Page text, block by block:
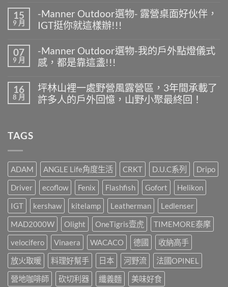
〈-
Manner
Outdoor
夏
天
露
什
麼
最
好
中
無
留
言
15
9 月
-Manner Outdoor選物- 露營桌面好伙伴，
IGT挺你就這樣辦!!!
〈-
Manner
Outdoor
選
露
營
桌
這
樣
辦!!!〉
中
無
留
言
07
9 月
-Manner Outdoor選物-我的戶外點燈儀式
感，都是靠這盞!!!
〈-
Manner
Outdoor
選
燈
式
感，
都
是
靠
這
盞!!!〉
中
無
留
言
16
8 月
坪林山裡一處野營風露營區，3年間承載了
許多人的戶外回憶，山野小聚最終回！
處
營
露
營
區，
3
年
間
承
載
了
許
多
人
TAGS
ADAM ANGLE Life角度生活 CRKT D.U.C系列
Dripo
Driver
ecoflow Fenix Flashfish Gofort
Helikon
IGT
kershaw kitelamp Leatherman
Ledlenser
MAD2000W
Olight OneTigris壹虎
TIMEMORE泰摩
velocifero
Vinaera WACACO 德國
收納高手
放火取暖
料理好幫手 日本 河野流
法國OPINEL
營地咖啡師
砍切利器 纖義麵 美味好食